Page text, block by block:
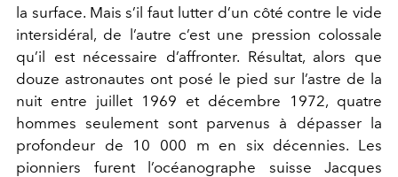
la surface. Mais s’il faut lutter d’un côté contre le vide
intersidéral, de l’autre c’est une pression colossale
qu’il est nécessaire d’affronter. Résultat, alors que
douze astronautes ont posé le pied sur l’astre de la
nuit entre juillet 1969 et décembre 1972, quatre
hommes seulement sont parvenus à dépasser la
profondeur de 10 000 m en six décennies. Les
pionniers furent l’océanographe suisse Jacques